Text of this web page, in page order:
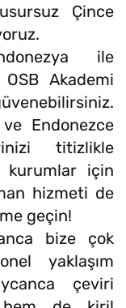
Çince
ile
Akademi
Endonezce
titizlikle
kurumlar için
hizmeti de
geçin!
bize çok
yaklaşım
çeviri